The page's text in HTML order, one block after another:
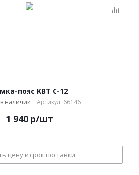
пояс KBT С-12
наличии Артикул: 66146
1 940 р/шт
цену и срок поставки